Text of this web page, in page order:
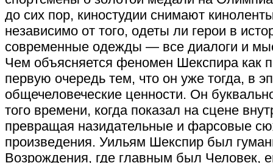
до сих пор, киностудии снимают
независимо от того, одеты ли герои в
современные одежды — все диалоги и
Чем объясняется феномен Шекспира как
первую очередь тем, что он уже тогда, в
общечеловеческие ценности. Он
того времени, когда показал на сцене
превращая назидательные и фарсовые
произведения. Уильям Шекспир был
Возрождения, где главным был Человек,